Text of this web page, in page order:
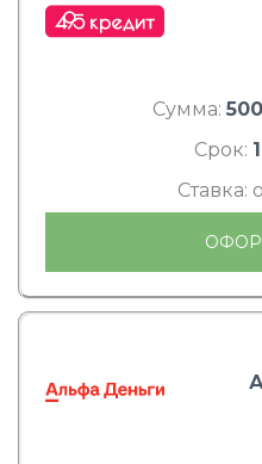
Сумма:
Срок:
Ставка: